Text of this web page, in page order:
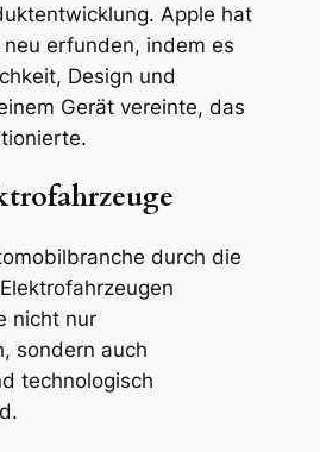
Apple hat
erfunden, indem es
Design und
Gerät vereinte, das
durch die
nicht nur
sondern auch
technologisch